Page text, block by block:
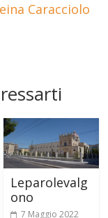
Caracciolo
Leparolevalg
ono
7 Maggio 2022